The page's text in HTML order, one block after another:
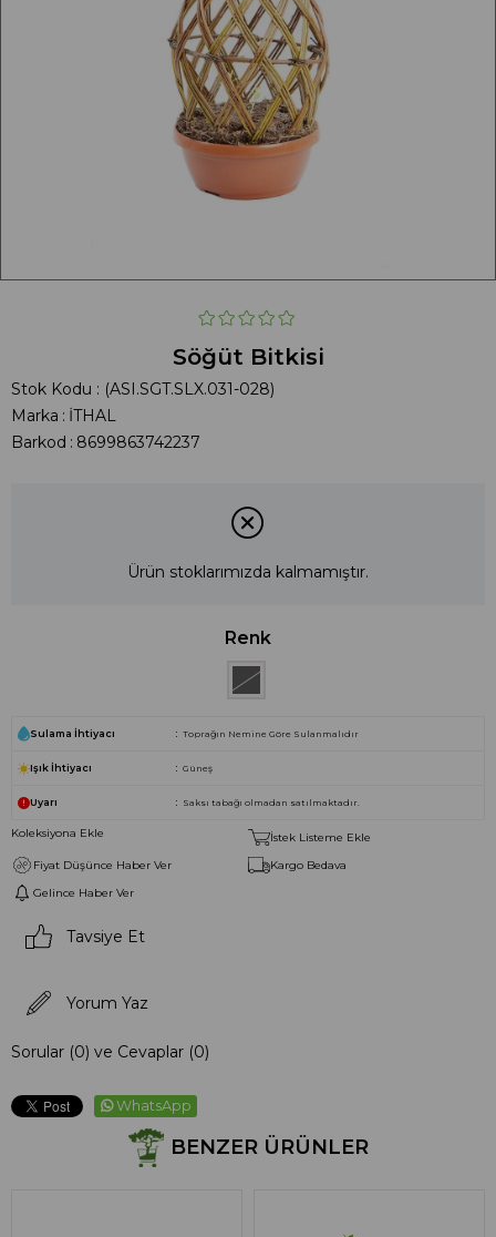
Söğüt Bitkisi
Stok Kodu
(ASI.SGT.SLX.031-028)
Marka : İTHAL
Barkod : 8699863742237
Ürün stoklarımızda kalmamıştır.
Renk
Sulama İhtiyacı Toprağın Nemine Göre Sulanmalıdır
Işık İhtiyacı Güneş
Uyarı Saksı tabağı olmadan satılmaktadır.
Koleksiyona Ekle
İstek Listeme Ekle
Fiyat Düşünce Haber Ver
Kargo Bedava
Gelince Haber Ver
Tavsiye Et
Yorum Yaz
Sorular (0) ve Cevaplar (0)
WhatsApp
BENZER ÜRÜNLER